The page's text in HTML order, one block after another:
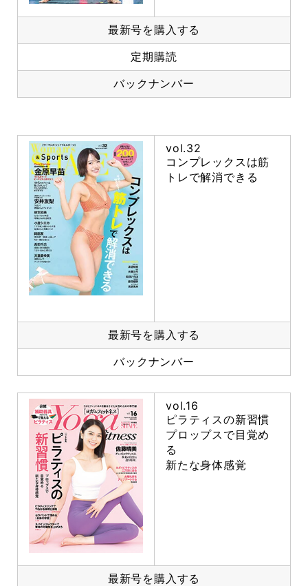
最新号を購入する
定期購読
バックナンバー
vol.32
コンプレックスは筋
トレで解消できる
最新号を購入する
バックナンバー
vol.16
ピラティスの新習慣
プロップスで目覚め
る
新たな身体感覚
最新号を購入する